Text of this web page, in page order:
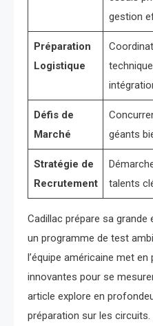
gestion
Préparation
Logistique
Défis de
Marché
géants
Stratégie de
Recrutement
talents
Cadillac prépare sa grande
un programme de test
l’équipe américaine met
innovantes pour se
article explore en
préparation sur les circuits.